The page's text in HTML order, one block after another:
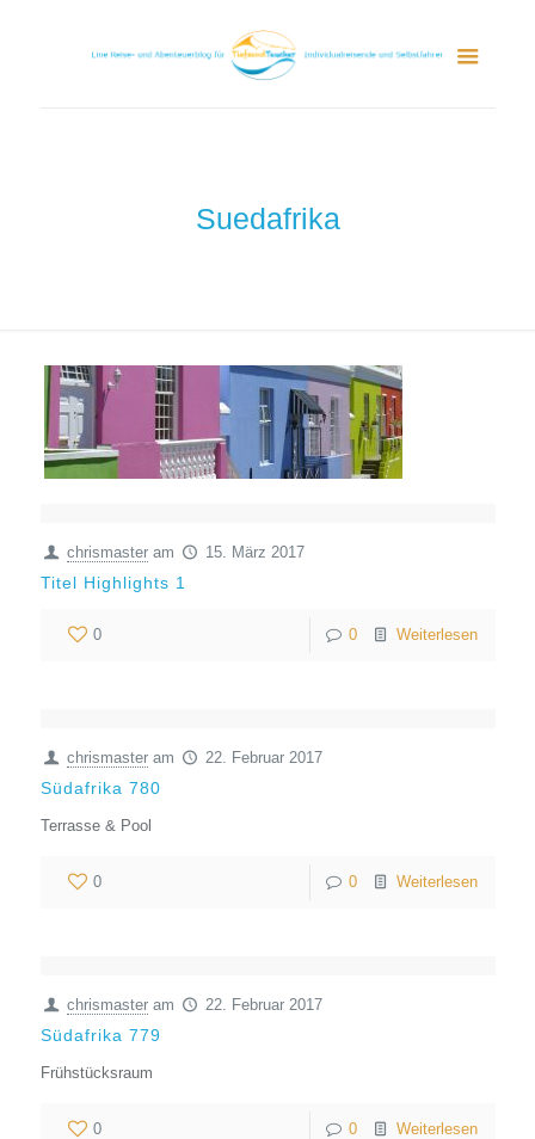
Suedafrika
chrismaster am 15. März 2017
Titel Highlights 1
0 0 Weiterlesen
chrismaster am 22. Februar 2017
Südafrika 780
Terrasse & Pool
0 0 Weiterlesen
chrismaster am 22. Februar 2017
Südafrika 779
Frühstücksraum
0 0 Weiterlesen